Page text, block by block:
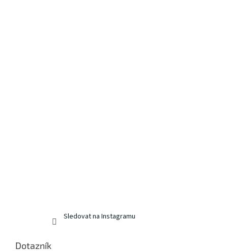
Sledovat na Instagramu
Dotazník